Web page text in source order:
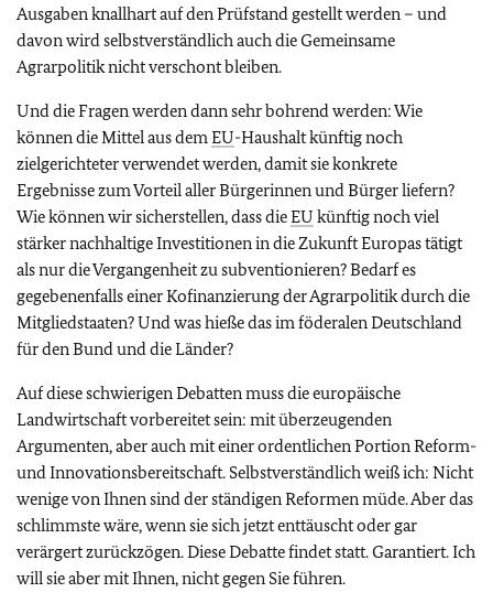
Ausgaben knallhart auf den Prüfstand gestellt werden – und
davon wird selbstverständlich auch die Gemeinsame
Agrarpolitik nicht verschont bleiben.
Und die Fragen werden dann sehr bohrend werden: Wie
können die Mittel aus demEU-Haushalt künftig noch
zielgerichteter verwendet werden, damit sie konkrete
Ergebnisse zum Vorteil aller Bürgerinnen und Bürger liefern?
Wie können wir sicherstellen, dass dieEU künftig noch viel
stärker nachhaltige Investitionen in die Zukunft Europas tätigt
als nur die Vergangenheit zu subventionieren? Bedarf es
gegebenenfalls einer Kofinanzierung der Agrarpolitik durch die
Mitgliedstaaten? Und was hieße das im föderalen Deutschland
für den Bund und die Länder?
Auf diese schwierigen Debatten muss die europäische
Landwirtschaft vorbereitet sein: mit überzeugenden
Argumenten, aber auch mit einer ordentlichen Portion Reform-
und Innovationsbereitschaft. Selbstverständlich weiß ich: Nicht
wenige von Ihnen sind der ständigen Reformen müde. Aber das
schlimmste wäre, wenn sie sich jetzt enttäuscht oder gar
verärgert zurückzögen. Diese Debatte findet statt. Garantiert. Ich
will sie aber mit Ihnen, nicht gegen Sie führen.